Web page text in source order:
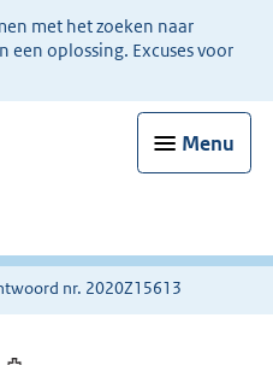
met het zoeken naar
een oplossing. Excuses voor
Menu
nr. 2020Z15613